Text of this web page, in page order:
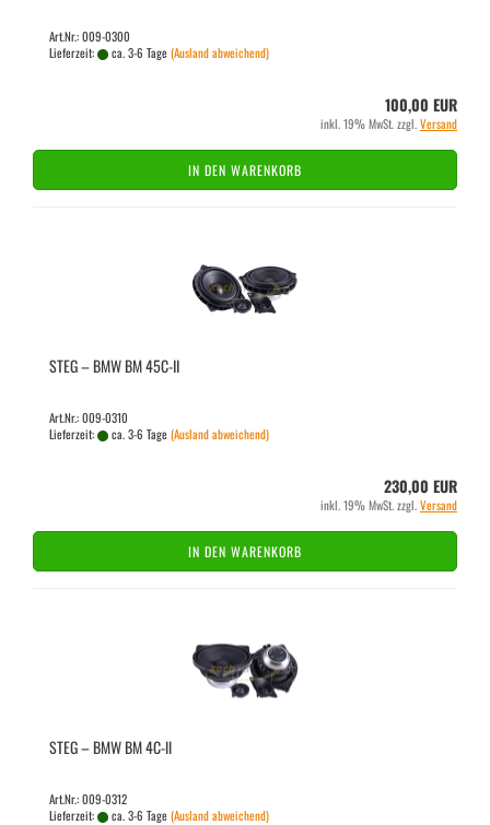
Art.Nr.: 009-0300
Lieferzeit:
ca. 3-6 Tage(Ausland abweichend)
100,00 EUR
inkl. 19% MwSt. zzgl.Versand
IN DEN WARENKORB
STEG – BMW BM 45C-​II
Art.Nr.: 009-0310
Lieferzeit:
ca. 3-6 Tage(Ausland abweichend)
230,00 EUR
inkl. 19% MwSt. zzgl.Versand
IN DEN WARENKORB
STEG – BMW BM 4C-ll
Art.Nr.: 009-0312
Lieferzeit:
ca. 3-6 Tage(Ausland abweichend)